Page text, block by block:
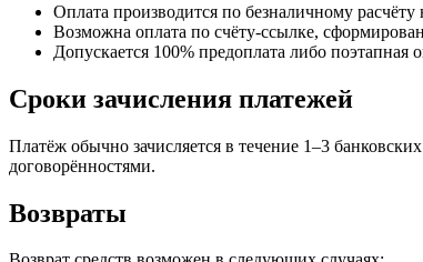
Оплата производится по безналичному
Возможна оплата по счёту‑ссылке,
Допускается 100% предоплата либо поэтапная
Сроки зачисления платежей
Платёж обычно зачисляется в течение 1–3
договорённостями.
Возвраты